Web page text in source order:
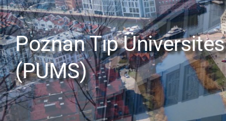
Poznan Tıp
(PUMS)